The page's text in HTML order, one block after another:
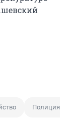
Полиция